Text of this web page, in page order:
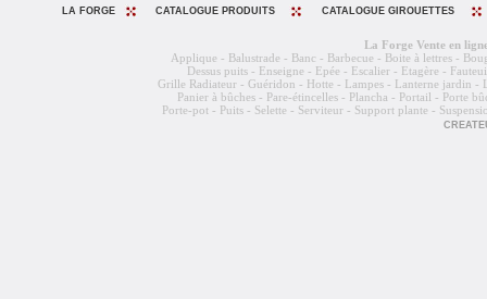
LA FORGE CATALOGUE PRODUITS CATALOGUE GIROUETTES
La Forge Vente en
Applique - Balustrade - Banc - Barbecue - Boite à lettres -
Dessus puits - Enseigne - Epée - Escalier - Etagère -
Grille Radiateur - Guéridon - Hotte - Lampes - Lanterne jardin
Panier à bûches - Pare-étincelles - Plancha - Portail - Porte
Porte-pot - Puits - Selette - Serviteur - Support plante -